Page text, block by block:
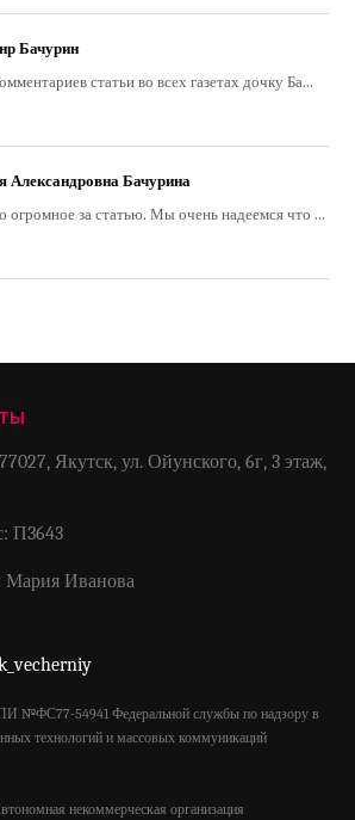
Бачурин
статьи во всех газетах дочку Ба...
Александровна Бачурина
огромное за статью. Мы очень надеемся что ...
Якутск, ул. Ойунского, 6г, 3 этаж,
П3643
Мария Иванова
№ФС77-54941 Федеральной службы по надзору в
технологий и массовых коммуникаций
некоммерческая организация